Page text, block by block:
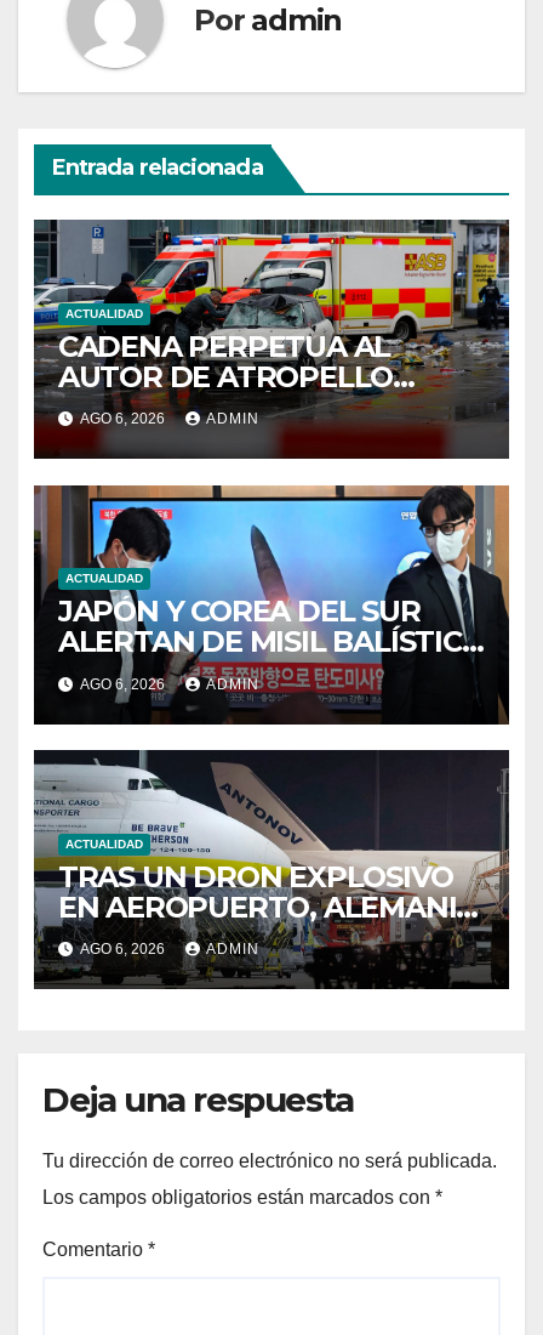
Por admin
Entrada relacionada
ACTUALIDAD
CADENA PERPETUA AL
AUTOR DE ATROPELLO
MASIVO EN MÚNICH 2025
AGO 6, 2026 ADMIN
ACTUALIDAD
JAPÓN Y COREA DEL SUR
ALERTAN DE MISIL BALÍSTICO
NORCOREANO
AGO 6, 2026 ADMIN
ACTUALIDAD
TRAS UN DRON EXPLOSIVO
EN AEROPUERTO, ALEMANIA
BUSCA OTRO
AGO 6, 2026 ADMIN
Deja una respuesta
Tu dirección de correo electrónico no será publicada.
Los campos obligatorios están marcados con *
Comentario *